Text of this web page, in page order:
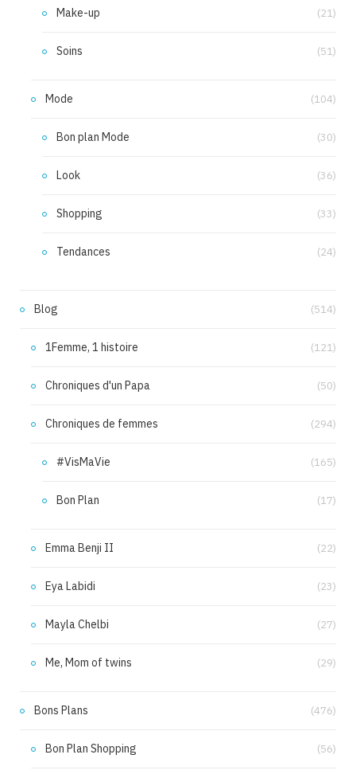
Make-up (21)
Soins (51)
Mode (104)
Bon plan Mode (30)
Look (36)
Shopping (33)
Tendances (24)
Blog (514)
1Femme, 1 histoire (121)
Chroniques d'un Papa (50)
Chroniques de femmes (294)
#VisMaVie (165)
Bon Plan (17)
Emma Benji II (22)
Eya Labidi (23)
Mayla Chelbi (27)
Me, Mom of twins (29)
Bons Plans (476)
Bon Plan Shopping (56)